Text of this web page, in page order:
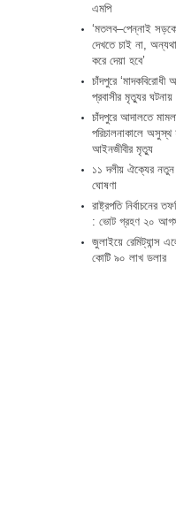
এমপি
‘মতলব–পেন্নাই
দেখতে চাই না,
করে দেয়া হবে’
চাঁদপুরে ‘মাদকবিরোধী
প্রবাসীর মৃত্যুর ঘটনায়
চাঁদপুরে আদালতে
পরিচালনাকালে অসুস্থ
আইনজীবীর মৃত্যু
১১ দলীয় ঐক্যের নতুন
ঘোষণা
রাষ্ট্রপতি নির্বাচনের
: ভোট গ্রহণ ২০
জুলাইয়ে রেমিট্যান্স
কোটি ৯০ লাখ ডলার